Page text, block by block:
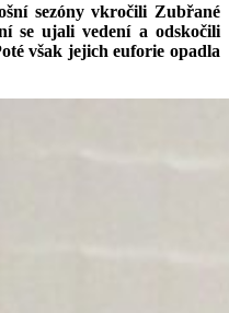
sezóny vkročili Zubřané
se ujali vedení a odskočili
však jejich euforie opadla